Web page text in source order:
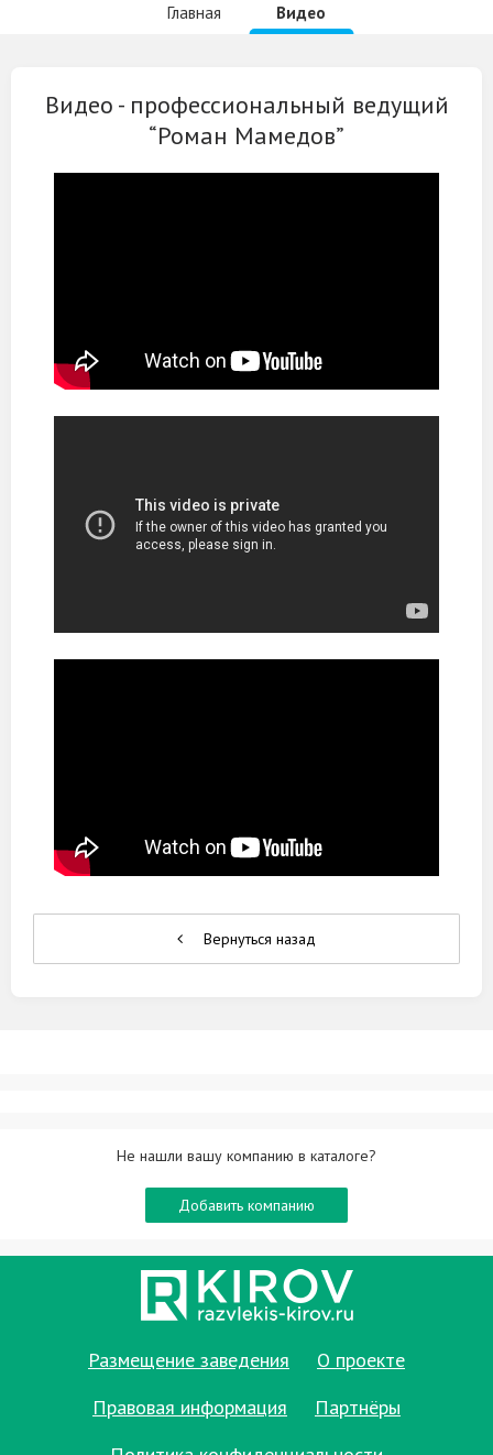
Главная Видео
Видео - профессиональный ведущий
“Роман Мамедов”
Вернуться назад
Не нашли вашу компанию в каталоге?
Добавить компанию
Размещение заведения
О проекте
Правовая информация
Партнёры